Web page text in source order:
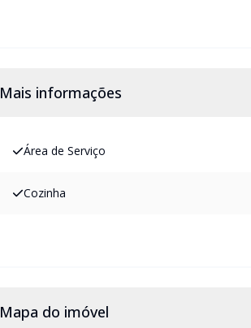
Mais informações
Área de Serviço
Cozinha
Mapa do imóvel